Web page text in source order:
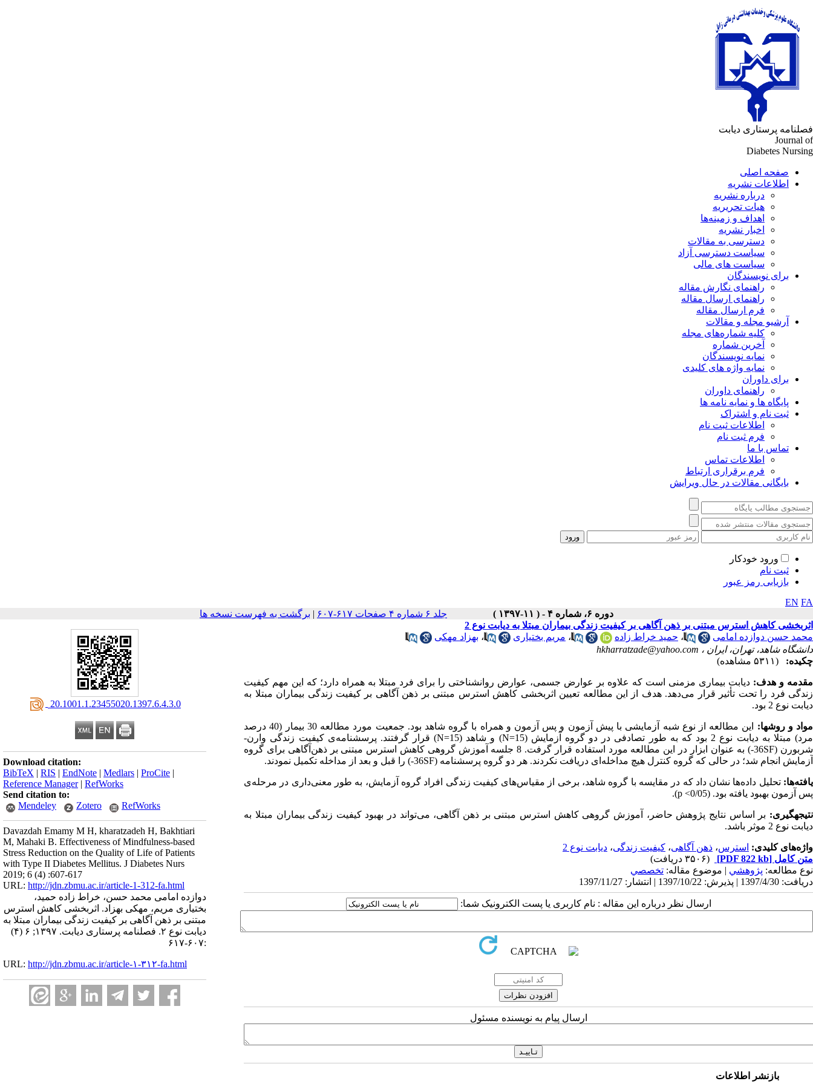
فصلنامه پرستاری دیابت
Journal of
Diabetes Nursing
صفحه اصلی
اطلاعات نشریه
درباره نشریه
هیات تحریریه
اهداف و زمینه‌ها
اخبار نشریه
دسترسی به مقالات
سیاست دسترسی آزاد
سیاست های مالی
برای نویسندگان
راهنمای نگارش مقاله
راهنمای ارسال مقاله
فرم ارسال مقاله
آرشیو مجله و مقالات
کلیه شماره‌های مجله
آخرین شماره
نمایه نویسندگان
نمایه واژه های کلیدی
برای داوران
راهنمای داوران
پایگاه ها و نمایه نامه ها
ثبت نام و اشتراک
اطلاعات ثبت نام
فرم ثبت نام
تماس با ما
اطلاعات تماس
فرم برقراری ارتباط
بایگانی مقالات در حال ویرایش
ورود خودکار
ثبت نام
بازیابی رمز عبور
EN FA
دوره ۶، شماره ۴ - ( ۱۱-۱۳۹۷ )
جلد ۶ شماره ۴ صفحات ۶۱۷-۶۰۷ | برگشت به فهرست نسخه ها
‎ 20.1001.1.23455020.1397.6.4.3.0
Download citation:
BibTeX | RIS | EndNote | Medlars | ProCite |
Reference Manager| RefWorks
Send citation to:
Mendeley
Zotero RefWorks
Davazdah Emamy M H, kharatzadeh H, Bakhtiari
M, Mahaki B. Effectiveness of Mindfulness-based
Stress Reduction on the Quality of Life of Patients
with Type II Diabetes Mellitus. J Diabetes Nurs
2019; 6 (4) :607-617
URL: http://jdn.zbmu.ac.ir/article-1-312-fa.html
دوازده امامی محمد حسن، خراط زاده حمید،
بختیاری مریم، مهکی بهزاد. اثربخشی کاهش استرس
مبتنی بر ذهن آگاهی بر کیفیت زندگی بیماران مبتلا به
دیابت نوع ۲. فصلنامه پرستاری دیابت. ۱۳۹۷; ۶ (۴)
:۶۰۷-۶۱۷
URL: http://jdn.zbmu.ac.ir/article-۱-۳۱۲-fa.html
اثربخشی کاهش استرس مبتنی بر ذهن آگاهی بر کیفیت زندگی بیماران مبتلا به دیابت نوع 2
محمد حسن دوازده امامی
، حمید خراط زاده ، مریم بختیاری ، بهزاد مهکی
دانشگاه شاهد، تهران، ایران ، hkharratzade@yahoo.com
چکیده:
(۵۳۱۱ مشاهده)
مقدمه و هدف: دیابت بیماری مزمنی است که علاوه بر عوارض جسمی، عوارض روانشناختی را برای فرد مبتلا به همراه دارد؛ که این مهم کیفیت
زندگی فرد را تحت تأثیر قرار می‌دهد. هدف از این مطالعه تعیین اثربخشی کاهش استرس مبتنی بر ذهن آگاهی بر کیفیت زندگی بیماران مبتلا به
دیابت نوع 2 بود.
مواد و روشها:
این مطالعه از نوع شبه آزمایشی با پیش آزمون و پس آزمون و همراه با گروه شاهد بود. جمعیت مورد مطالعه 30 بیمار (40 درصد
مرد) مبتلا به دیابت نوع 2 بود که به طور تصادفی در دو گروه آزمایش (15=N
) و شاهد (15=N
) قرار گرفتند. پرسشنامه‌ی کیفیت زندگی وارن-
شربورن (36SF-
) به عنوان ابزار در این مطالعه مورد استفاده قرار گرفت. 8 جلسه آموزش گروهی کاهش استرس مبتنی بر ذهن‌آگاهی برای گروه
آزمایش انجام شد؛ در حالی که گروه کنترل هیچ مداخله‌ای دریافت نکردند. هر دو گروه پرسشنامه (36SF-
) را قبل و بعد از مداخله تکمیل نمودند.
یافته‌ها: تحلیل داده‌ها نشان داد که در مقایسه با گروه شاهد، برخی از مقیاس‌های کیفیت زندگی افراد گروه آزمایش، به طور معنی‌داری در مرحله‌ی
پس آزمون بهبود یافته بود. (0/05> p
).
نتیجه­گیری: بر اساس نتایج پژوهش حاضر، آموزش گروهی کاهش استرس مبتنی بر ذهن آگاهی، می‌تواند در بهبود کیفیت زندگی بیماران مبتلا به
دیابت نوع 2 موثر باشد.
واژه‌های کلیدی: استرس، ذهن آگاهی، کیفیت زندگی، دیابت نوع 2
متن کامل [PDF 822 kb]
(۳۵۰۶ دریافت)
نوع مطالعه: پژوهشي | موضوع مقاله: تخصصي
دریافت: 1397/4/30 | پذیرش: 1397/10/22 | انتشار: 1397/11/27
ارسال نظر درباره این مقاله : نام کاربری یا پست الکترونیک شما:
ارسال پیام به نویسنده مسئول
بازنشر اطلاعات